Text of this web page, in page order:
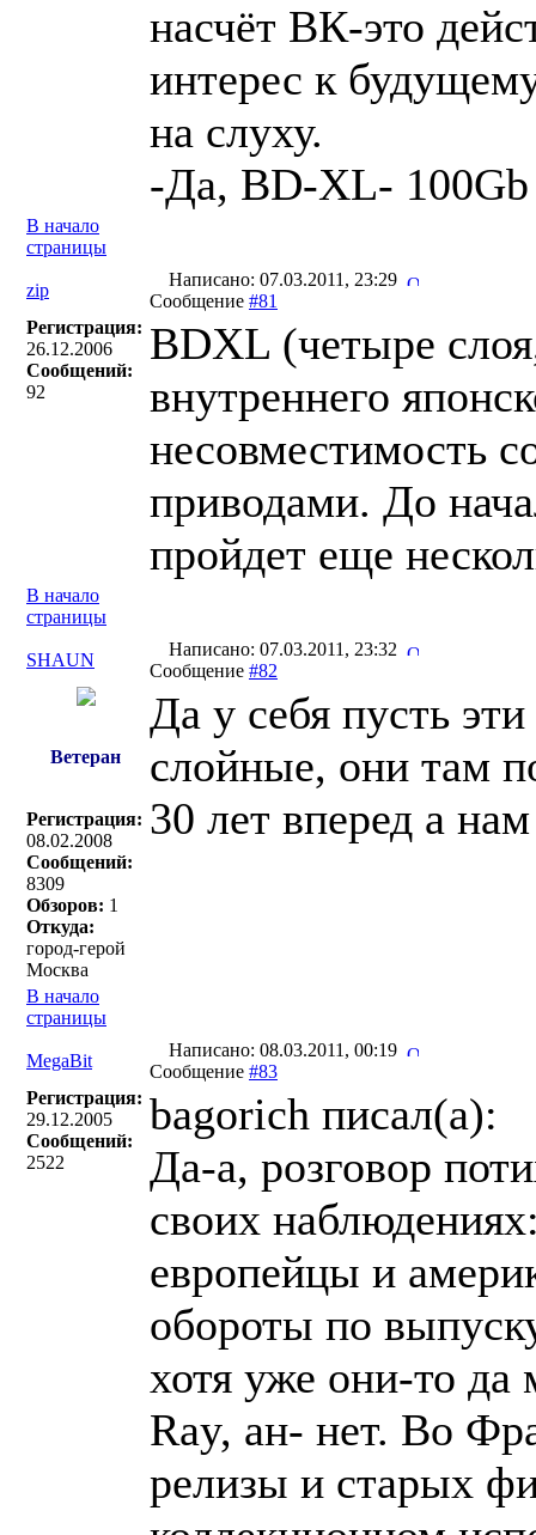
насчёт ВК-это
интерес к
на слуху.
-Да, BD-XL- 100Gb
В начало
страницы
zip
Написано: 07.03.2011, 23:29
Сообщение #81
Регистрация:
26.12.2006
Сообщений:
92
BDXL (четыре
внутреннего
несовместимость
приводами. До
пройдет еще
В начало
страницы
SHAUN
Написано: 07.03.2011, 23:32
Сообщение #82
Ветеран
Регистрация:
08.02.2008
Сообщений:
8309
Обзоров: 1
Откуда:
город-герой
Москва
Да у себя пусть
слойные, они там
30 лет вперед а
В начало
страницы
MegaBit
Написано: 08.03.2011, 00:19
Сообщение #83
Регистрация:
29.12.2005
Сообщений:
2522
bagorich писал(a):
Да-а, розговор
своих
европейцы и
обороты по
хотя уже они-то
Ray, ан- нет. Во
релизы и старых